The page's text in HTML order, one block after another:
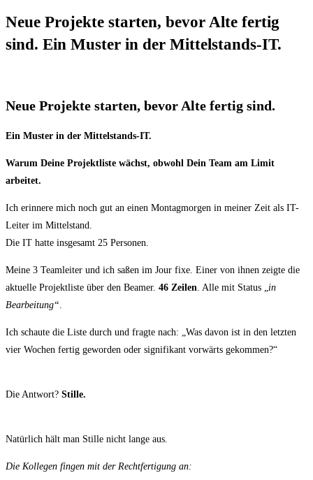
Neue Projekte starten, bevor Alte fertig
sind. Ein Muster in der Mittelstands-IT.
Neue Projekte starten, bevor Alte fertig sind.
Ein Muster in der Mittelstands-IT.
Warum Deine Projektliste wächst, obwohl Dein Team am Limit
arbeitet.
Ich erinnere mich noch gut an einen Montagmorgen in meiner Zeit als IT-
Leiter im Mittelstand.
Die IT hatte insgesamt 25 Personen.
Meine 3 Teamleiter und ich saßen im Jour fixe. Einer von ihnen zeigte die
aktuelle Projektliste über den Beamer. 46 Zeilen . Alle mit Status „ in
Bearbeitung“
Ich schaute die Liste durch und fragte nach: „Was davon ist in den letzten
vier Wochen fertig geworden oder signifikant vorwärts gekommen?“
Die Antwort? Stille.
Natürlich hält man Stille nicht lange aus.
Die Kollegen fingen mit der Rechtfertigung an: